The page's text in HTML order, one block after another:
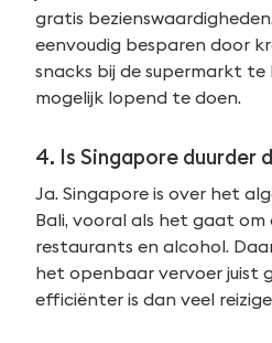
gratis
eenvoudig besparen door
snacks bij de supermarkt te
mogelijk lopend te doen.
4. Is Singapore duurder
Ja. Singapore is over het
Bali, vooral als het gaat om
restaurants en alcohol.
het openbaar vervoer juist
efficiënter is dan veel